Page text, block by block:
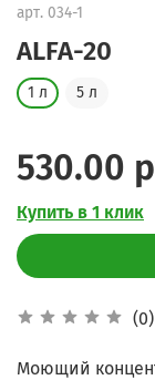
арт. 034-1
ALFA-20
(0)
1 л 5 л
530.00
Купить в 1 клик
Моющий